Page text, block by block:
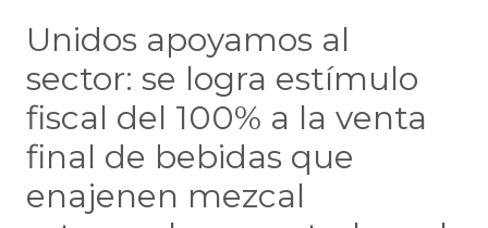
Unidos apoyamos al
sector: se logra estímulo
fiscal del 100% a la venta
final de bebidas que
enajenen mezcal